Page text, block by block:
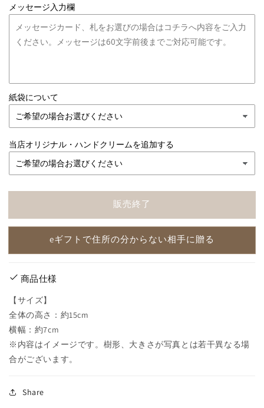
ア
エ
メ
ド】
観
葉
植
物
(吊
り
の
量
減
ら
す
ア
エ
メ
ド】
葉
植
物
(吊
り
の
数
量
す
メッセージ入力欄
紙袋について
当店オリジナル・ハンドクリームを追加する
販売終了
eギフトで住所の分からない相手に贈る
商品仕様
【サイズ】
全体の高さ：約15cm
横幅：約7cm
※内容はイメージです。樹形、大きさが写真とは若干異なる場
合がございます。
Share